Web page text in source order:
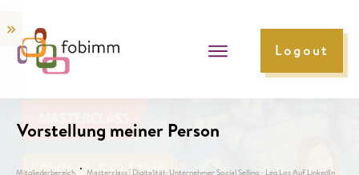
Logout
Vorstellung meiner Person
Mitgliederbereich
Masterclass | Digitalität-Unternehmer Social Selling - Leg Los Auf LinkedIn